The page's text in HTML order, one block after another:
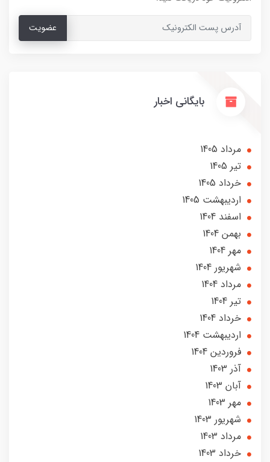
عضویت
بایگانی اخبار
مرداد 1405
تير 1405
خرداد 1405
ارديبهشت 1405
اسفند 1404
بهمن 1404
مهر 1404
شهریور 1404
مرداد 1404
تير 1404
خرداد 1404
ارديبهشت 1404
فروردین 1404
آذر 1403
آبان 1403
مهر 1403
شهریور 1403
مرداد 1403
خرداد 1403